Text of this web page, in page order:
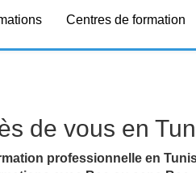
Centres de formation
de vous en
professionnelle en